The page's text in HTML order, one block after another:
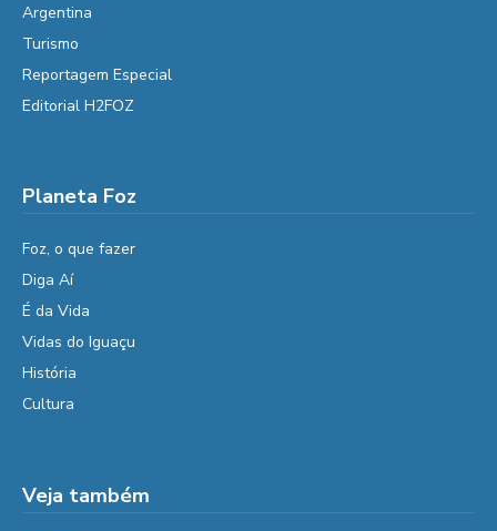
Argentina
Turismo
Reportagem Especial
Editorial H2FOZ
Planeta Foz
Foz, o que fazer
Diga Aí
É da Vida
Vidas do Iguaçu
História
Cultura
Veja também